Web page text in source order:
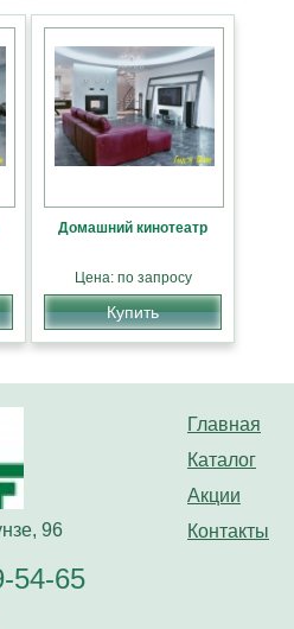
Домашний кинотеатр
Цена: по запросу
Купить
Главная
Каталог
Акции
Контакты
96
54-65